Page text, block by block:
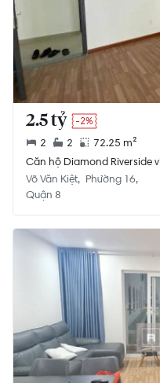
2.5 tỷ -2%
2 2
72.25 m²
Căn hộ Diamond Riverside
Võ Văn Kiệt
Phường 16
Quận 8